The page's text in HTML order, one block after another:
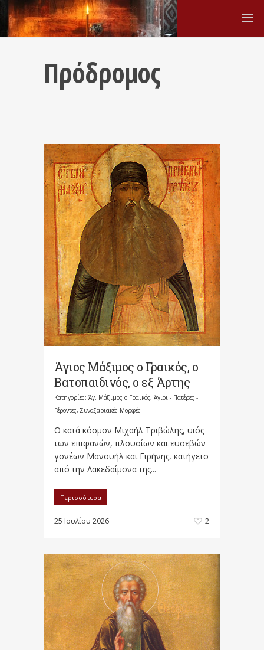
Πρόδρομος
Άγιος Μάξιμος ο Γραικός, ο
Βατοπαιδινός, ο εξ Άρτης
Κατηγορίες: Άγ. Μάξιμος ο Γραικός, Άγιοι - Πατέρες -
Γέροντες, Συναξαριακές Μορφές
Ο κατά κόσμον Μιχαήλ Τριβώλης, υιός
των επιφανών, πλουσίων και ευσεβών
γονέων Μανουήλ και Ειρήνης, κατήγετο
από την Λακεδαίμονα της...
Περισσότερα
25 Ιουλίου 2026 2